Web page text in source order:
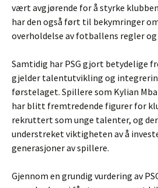
vært avgjørende for å styrke
har den også ført til bekymringer
overholdelse av fotballens regler
Samtidig har PSG gjort betydelige
gjelder talentutvikling og
førstelaget. Spillere som Kylian
har blitt fremtredende figurer for
rekruttert som unge talenter, og
understreket viktigheten av å
generasjoner av spillere.
Gjennom en grundig vurdering av